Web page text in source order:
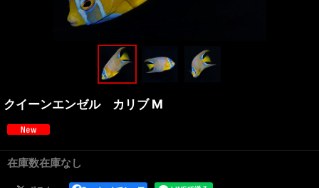
クイーンエンゼル カリブ M
在庫数在庫なし